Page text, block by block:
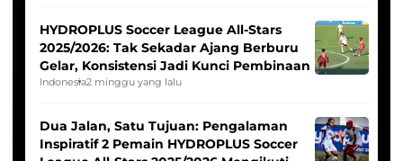
HYDROPLUS Soccer League All-Stars
2025/2026: Tak Sekadar Ajang Berburu
Gelar, Konsistensi Jadi Kunci Pembinaan
Indonesia2 minggu yang lalu
Dua Jalan, Satu Tujuan: Pengalaman
Inspiratif 2 Pemain HYDROPLUS Soccer